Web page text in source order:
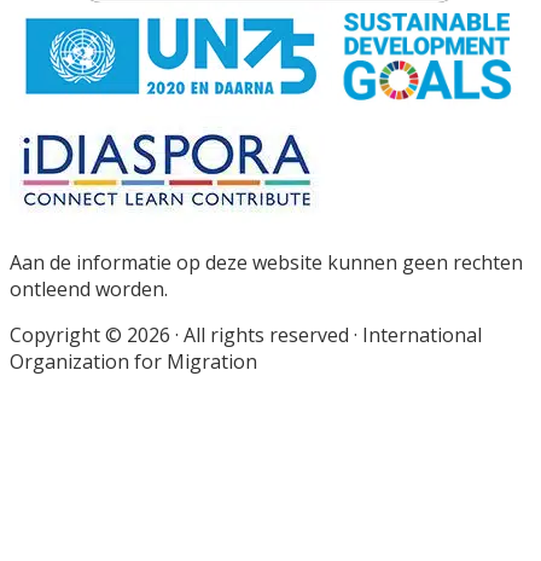
Site
Footer
Aan de informatie op deze website kunnen geen rechten
ontleend worden.
Copyright © 2026 · All rights reserved · International
Organization for Migration